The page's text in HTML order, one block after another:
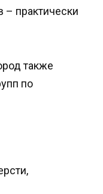
– практически
также
по